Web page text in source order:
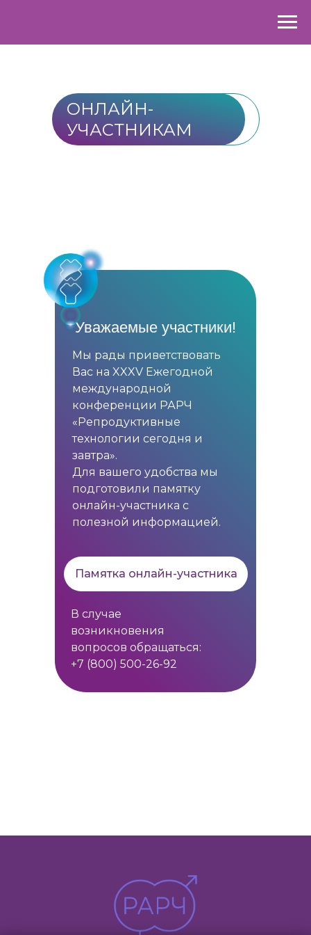
ОНЛАЙН-
УЧАСТНИКАМ
Мы рады приветствовать
Вас на XXXV Ежегодной
международной
конференции РАРЧ
«Репродуктивные
технологии сегодня и
завтра».
Для вашего удобства мы
подготовили памятку
онлайн-участника с
полезной информацией.
Уважаемые участники!
Памятка онлайн-участника
В случае
возникновения
вопросов обращаться:
+7 (800) 500-26-92